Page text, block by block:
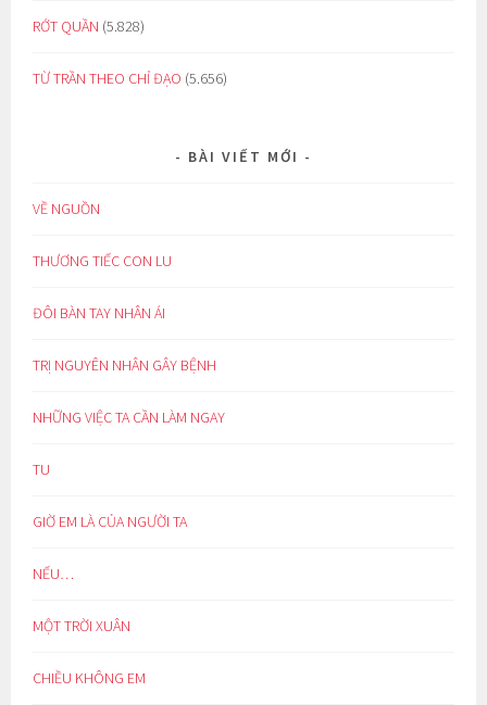
RỚT QUẦN (5.828)
TỪ TRẦN THEO CHỈ ĐẠO (5.656)
BÀI VIẾT MỚI
VỀ NGUỒN
THƯƠNG TIẾC CON LU
ĐÔI BÀN TAY NHÂN ÁI
TRỊ NGUYÊN NHÂN GÂY BỆNH
NHỮNG VIỆC TA CẦN LÀM NGAY
TU
GIỜ EM LÀ CỦA NGƯỜI TA
NẾU…
MỘT TRỜI XUÂN
CHIỀU KHÔNG EM